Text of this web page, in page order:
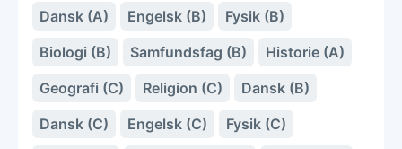
Dansk (A) Engelsk (B)
Fysik (B)
Biologi (B)
Samfundsfag (B)
Historie (A)
Geografi (C)
Religion (C)
Dansk (B)
Dansk (C)
Engelsk (C)
Fysik (C)